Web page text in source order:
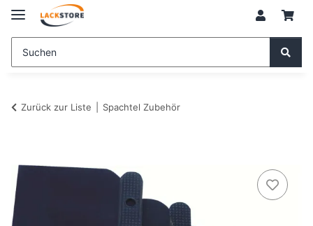
Zurück zur Liste Spachtel Zubehör